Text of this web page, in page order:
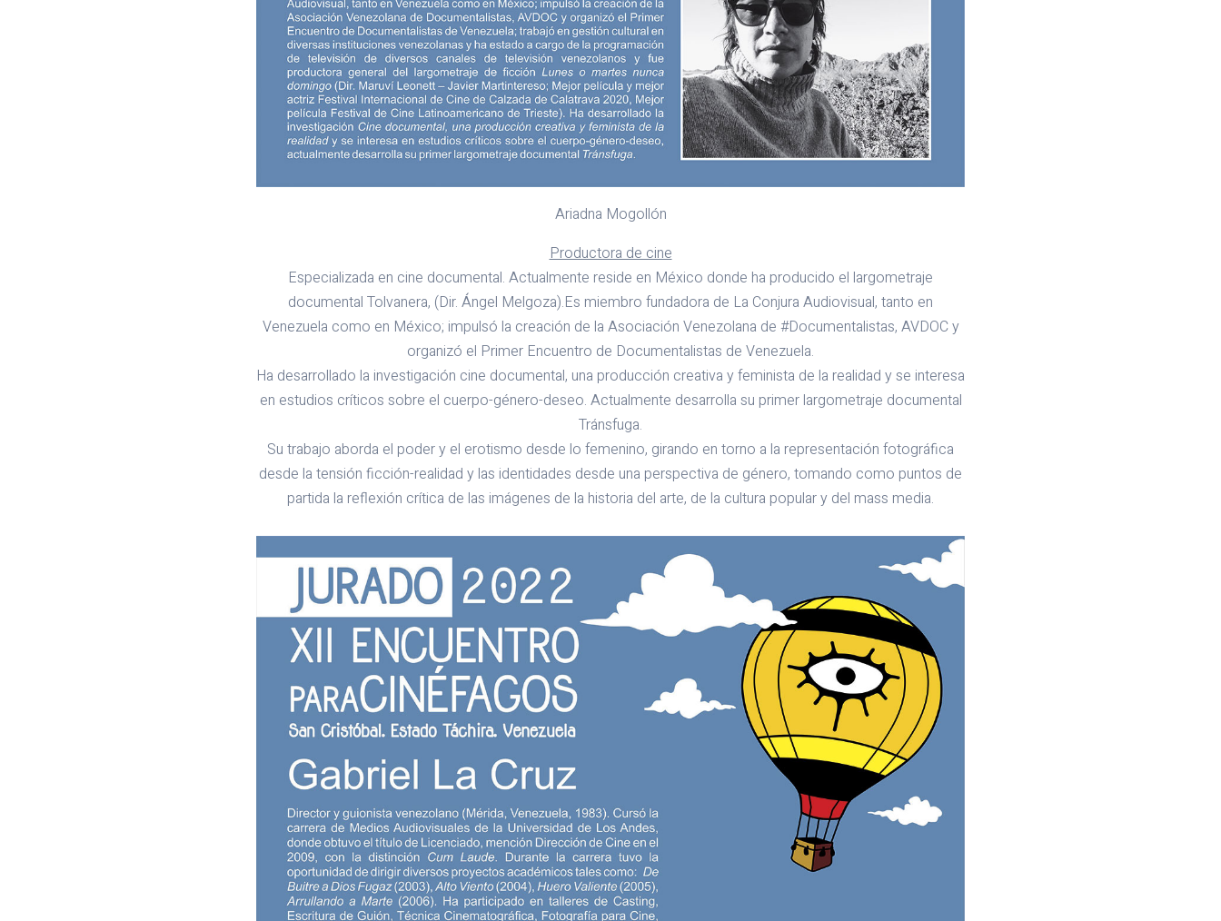
Ariadna Mogollón
Productora de cine
Especializada en cine documental. Actualmente reside en México donde ha producido el largometraje
documental Tolvanera, (Dir. Ángel Melgoza).Es miembro fundadora de La Conjura Audiovisual, tanto en
Venezuela como en México; impulsó la creación de la Asociación Venezolana de #Documentalistas, AVDOC y
organizó el Primer Encuentro de Documentalistas de Venezuela.
Ha desarrollado la investigación cine documental, una producción creativa y feminista de la realidad y se interesa
en estudios críticos sobre el cuerpo-género-deseo. Actualmente desarrolla su primer largometraje documental
Tránsfuga.
Su trabajo aborda el poder y el erotismo desde lo femenino, girando en torno a la representación fotográfica
desde la tensión ficción-realidad y las identidades desde una perspectiva de género, tomando como puntos de
partida la reflexión crítica de las imágenes de la historia del arte, de la cultura popular y del mass media.